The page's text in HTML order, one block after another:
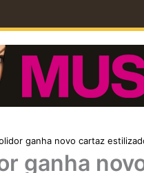
ganha novo cartaz
ganha